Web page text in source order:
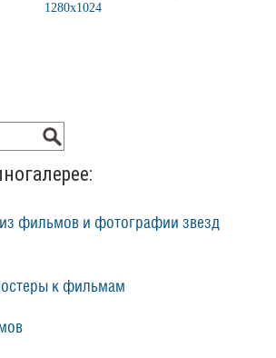
1280x1024
фильмов и фотографии звезд
к фильмам